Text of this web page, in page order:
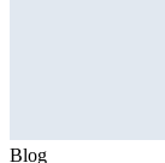
Blog